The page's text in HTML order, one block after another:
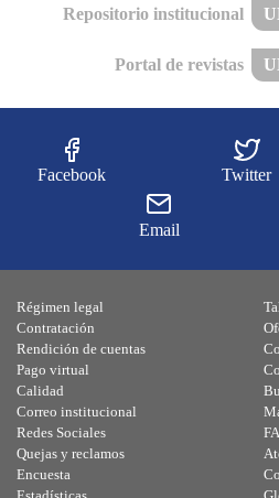
Repositorio institucional
Portal de revistas
Facebook Twitter
Email
Régimen legal
Contratación
Rendición de cuentas
Pago virtual
Calidad
Correo institucional
Redes Sociales
Quejas y reclamos
Encuesta